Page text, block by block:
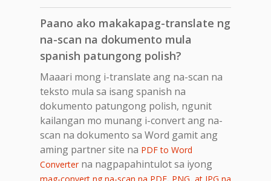
Paano ako makakapag-translate ng
na-scan na dokumento mula
spanish patungong polish?
Maaari mong i-translate ang na-scan na
teksto mula sa isang spanish na
dokumento patungong polish, ngunit
kailangan mo munang i-convert ang na-
scan na dokumento sa Word gamit ang
aming partner site na PDF to Word
Converterna nagpapahintulot sa iyong
mag-convert ng na-scan na PDF, PNG, at JPG na